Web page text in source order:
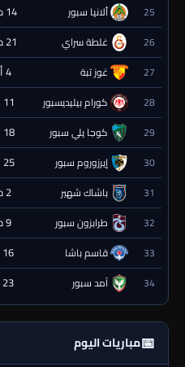
25 ألانيا سبور 14 مارس 2027 - 19:00
26 غلطة سراي 21 مارس 2027 - 19:00
27 غوز تبة 4 أبريل 2027 - 19:00
28 كورام بيليديسبور 11 أبريل 2027 - 19:00
29 كوجا يلي سبور 18 أبريل 2027 - 19:00
30 إيرزوروم سبور 25 أبريل 2027 - 19:00
31 باشاك شهير 2 مايو 2027 - 20:00
32 طرابزون سبور 9 مايو 2027 - 20:00
33 قاسم باشا 16 مايو 2027 - 20:00
34 آمد سبور 23 مايو 2027 - 20:00
📅مباريات اليوم